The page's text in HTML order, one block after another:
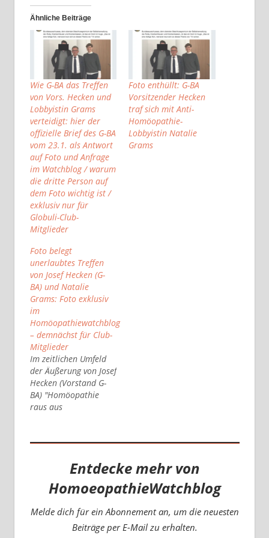
Ähnliche Beiträge
Wie G-BA das Treffen
von Vors. Hecken und
Lobbyistin Grams
verteidigt: hier der
offizielle Brief des G-BA
vom 23.1. als Antwort
auf Foto und Anfrage
im Watchblog / warum
die dritte Person auf
dem Foto wichtig ist /
exklusiv nur für
Globuli-Club-
Mitglieder
Foto enthüllt: G-BA
Vorsitzender Hecken
traf sich mit Anti-
Homöopathie-
Lobbyistin Natalie
Grams
Foto belegt
unerlaubtes Treffen
von Josef Hecken (G-
BA) und Natalie
Grams: Foto exklusiv
im
Homöopathiewatchblog
– demnächst für Club-
Mitglieder
Im zeitlichen Umfeld
der Äußerung von Josef
Hecken (Vorstand G-
BA) "Homöopathie
raus aus
Natalie Grams,
Homöopathie-Lobby
Hecken ist als
Unabhängikeit
verpflichtet. Daher hat
Entdecke mehr von
HomoeopathieWatchblog
Melde dich für ein Abonnement an, um die neuesten
Beiträge per E-Mail zu erhalten.